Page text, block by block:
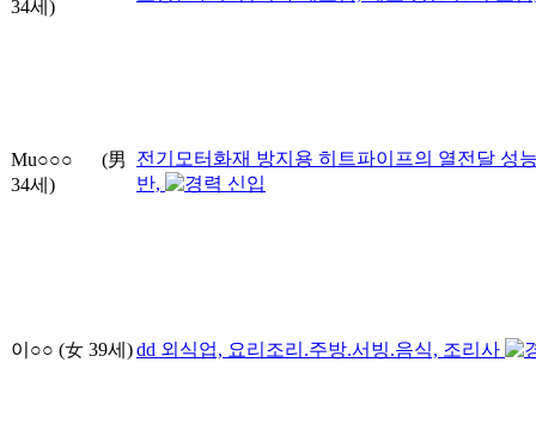
34세)
Mu○○○
(男
34세)
전기모터화재 방지용 히트파이프의 열전달 성
반,
신입
이○○ (女 39세)dd 외식업, 요리조리.주방.서빙.음식, 조리사